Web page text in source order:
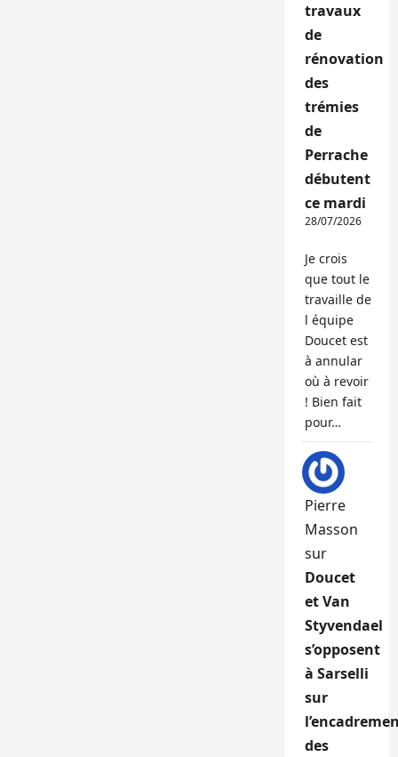
travaux
de
rénovation
des
trémies
de
Perrache
débutent
ce mardi
28/07/2026
Je crois
que tout le
travaille de
l équipe
Doucet est
à annular
où à revoir
! Bien fait
pour…
Pierre
Masson
sur
Doucet
et Van
Styvendael
s’opposent
à Sarselli
sur
des